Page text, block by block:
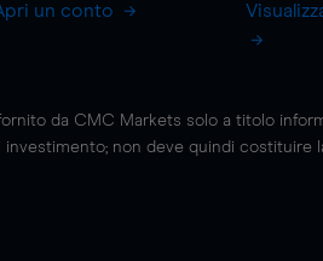
un conto
da CMC Markets solo a titolo
non deve quindi